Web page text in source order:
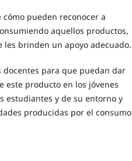
pueden reconocer a
aquellos productos,
brinden un apoyo adecuado.
docentes para que puedan dar
este producto en los jóvenes
estudiantes y de su entorno y
producidas por el consumo